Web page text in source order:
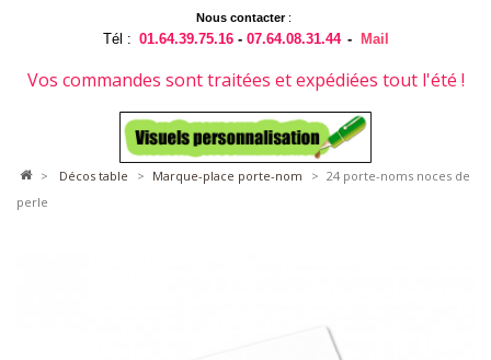
Nous contacter:
Tél : 01.64.39.75.16 -07.64.08.31.44 - Mail
Vos commandes sont traitées et expédiées tout l'été !
> décos table > marque-place porte-nom > 24 porte-noms noces de
perle